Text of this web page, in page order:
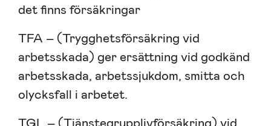
det finns försäkringar
TFA – (Trygghetsförsäkring vid
arbetsskada) ger ersättning vid godkänd
arbetsskada, arbetssjukdom, smitta och
olycksfall i arbetet.